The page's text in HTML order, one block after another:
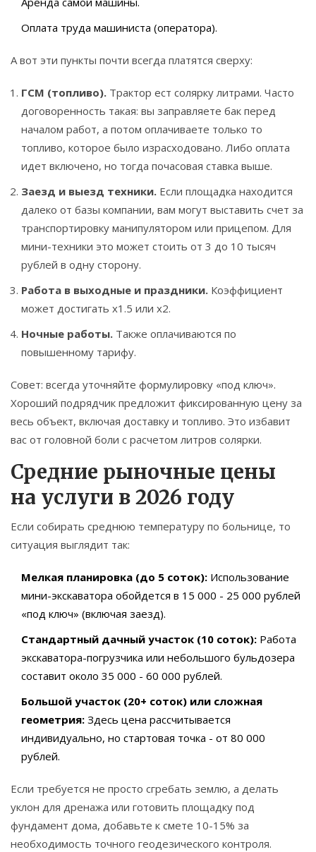
Оплата труда машиниста (оператора).
А вот эти пункты почти всегда платятся сверху:
ГСМ (топливо). Трактор ест солярку литрами. Часто
договоренность такая: вы заправляете бак перед
началом работ, а потом оплачиваете только то
топливо, которое было израсходовано. Либо оплата
идет включено, но тогда почасовая ставка выше.
Заезд и выезд техники. Если площадка находится
далеко от базы компании, вам могут выставить счет за
транспортировку манипулятором или прицепом. Для
мини-техники это может стоить от 3 до 10 тысяч
рублей в одну сторону.
Работа в выходные и праздники. Коэффициент
может достигать x1.5 или x2.
Ночные работы. Также оплачиваются по
повышенному тарифу.
Совет: всегда уточняйте формулировку «под ключ».
Хороший подрядчик предложит фиксированную цену за
весь объект, включая доставку и топливо. Это избавит
вас от головной боли с расчетом литров солярки.
Средние рыночные цены
на услуги в 2026 году
Если собирать среднюю температуру по больнице, то
ситуация выглядит так:
Мелкая планировка (до 5 соток): Использование
мини-экскаватора обойдется в 15 000 - 25 000 рублей
«под ключ» (включая заезд).
Стандартный дачный участок (10 соток): Работа
экскаватора-погрузчика или небольшого бульдозера
составит около 35 000 - 60 000 рублей.
Большой участок (20+ соток) или сложная
геометрия: Здесь цена рассчитывается
индивидуально, но стартовая точка - от 80 000
рублей.
Если требуется не просто сгребать землю, а делать
уклон для дренажа или готовить площадку под
фундамент дома, добавьте к смете 10-15% за
необходимость точного геодезического контроля.